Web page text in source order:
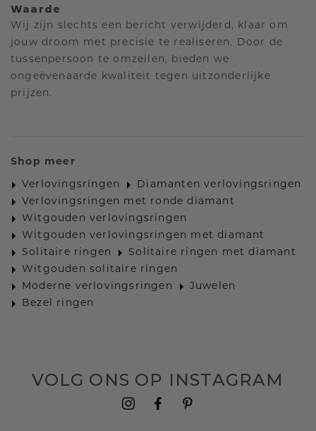
Waarde
Wij zijn slechts een bericht verwijderd, klaar om
jouw droom met precisie te realiseren. Door de
tussenpersoon te omzeilen, bieden we
ongeëvenaarde kwaliteit tegen uitzonderlijke
prijzen.
Shop meer
Verlovingsringen
Diamanten verlovingsringen
Verlovingsringen met ronde diamant
Witgouden verlovingsringen
Witgouden verlovingsringen met diamant
Solitaire ringen
Solitaire ringen met diamant
Witgouden solitaire ringen
Moderne verlovingsringen
Juwelen
Bezel ringen
VOLG ONS OP INSTAGRAM